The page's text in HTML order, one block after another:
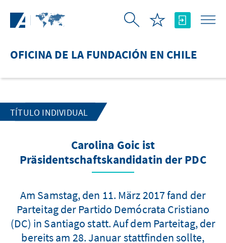
OFICINA DE LA FUNDACIÓN EN CHILE
TÍTULO INDIVIDUAL
Carolina Goic ist
Präsidentschaftskandidatin der PDC
Am Samstag, den 11. März 2017 fand der
Parteitag der Partido Demócrata Cristiano
(DC) in Santiago statt. Auf dem Parteitag, der
bereits am 28. Januar stattfinden sollte,